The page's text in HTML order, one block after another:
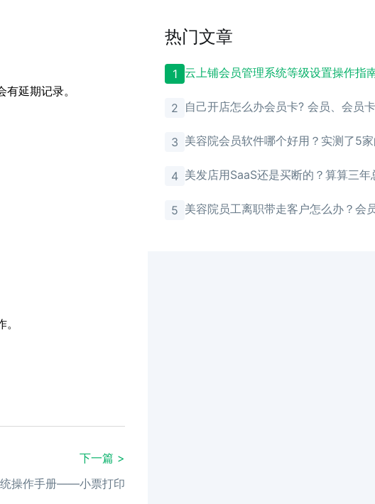
延期记录。
下一篇 >
操作手册——小票打印
热门文章
1 云上铺会员管理系统等级设置操作指
2 自己开店怎么办会员卡? 会员、会员
3 美容院会员软件哪个好用？实测了5
4 美发店用SaaS还是买断的？算算三年
5 美容院员工离职带走客户怎么办？会